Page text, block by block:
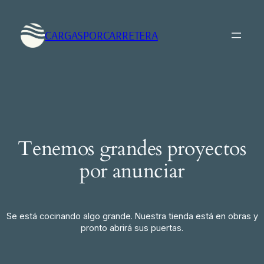
CARGASPORCARRETERA
Tenemos grandes proyectos
por anunciar
Se está cocinando algo grande. Nuestra tienda está en obras y
pronto abrirá sus puertas.